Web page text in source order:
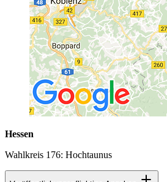
Hessen
Wahlkreis 176: Hochtaunus